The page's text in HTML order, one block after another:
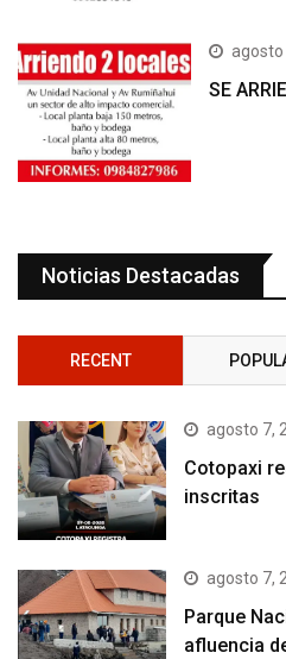
agosto
SE
Noticias Destacadas
RECENT
agosto 7,
Cotopaxi
inscritas
agosto 7,
Parque
afluencia